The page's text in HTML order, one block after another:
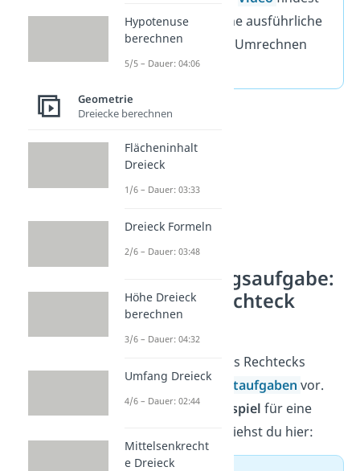
du nochmal eine ausführliche
Erklärung zum Umrechnen
von Einheiten.
Anwendungsaufgabe:
Umfang Rechteck
berechnen
Der Umfang eines Rechtecks
kommt oft in Textaufgaben vor.
Ein typisches
Beispiel für eine
solche Aufgabe siehst du hier:
Hypotenuse
berechnen
5/5 – Dauer: 04:06
Geometrie
Dreiecke berechnen
Flächeninhalt
Dreieck
1/6 – Dauer: 03:33
Dreieck Formeln
2/6 – Dauer: 03:48
Höhe Dreieck
berechnen
3/6 – Dauer: 04:32
Umfang Dreieck
4/6 – Dauer: 02:44
Mittelsenkrecht
e Dreieck